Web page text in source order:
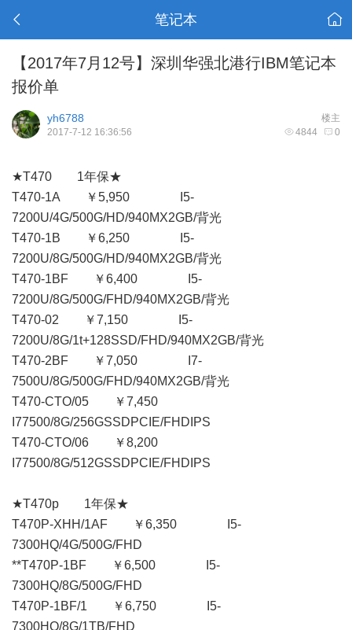
笔记本
【2017年7月12号】深圳华强北港行IBM笔记本
报价单
楼主
yh6788
4844 0
2017-7-12 16:36:56
★T470 1年保★
T470-1A ￥5,950 I5-
7200U/4G/500G/HD/940MX2GB/背光
T470-1B ￥6,250 I5-
7200U/8G/500G/HD/940MX2GB/背光
T470-1BF ￥6,400 I5-
7200U/8G/500G/FHD/940MX2GB/背光
T470-02 ￥7,150 I5-
7200U/8G/1t+128SSD/FHD/940MX2GB/背光
T470-2BF ￥7,050 I7-
7500U/8G/500G/FHD/940MX2GB/背光
T470-CTO/05 ￥7,450
I77500/8G/256GSSDPCIE/FHDIPS
T470-CTO/06 ￥8,200
I77500/8G/512GSSDPCIE/FHDIPS
★T470p 1年保★
T470P-XHH/1AF ￥6,350 I5-
7300HQ/4G/500G/FHD
**T470P-1BF ￥6,500 I5-
7300HQ/8G/500G/FHD
T470P-1BF/1 ￥6,750 I5-
7300HQ/8G/1TB/FHD